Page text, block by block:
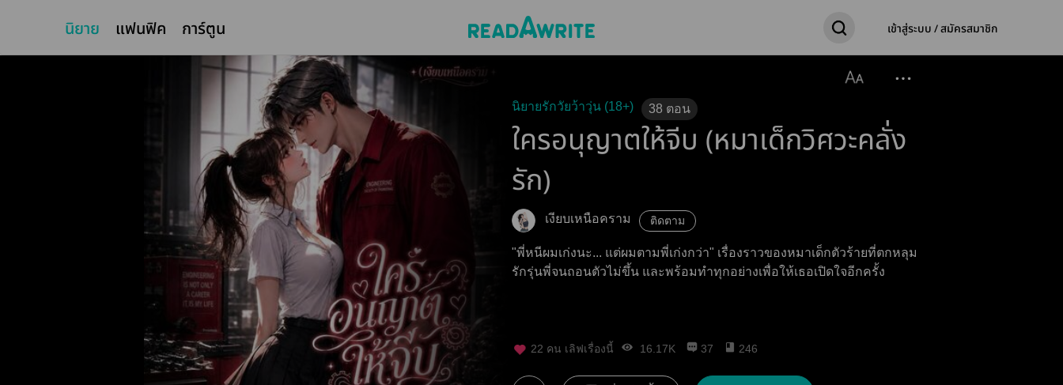
นิยาย แฟนฟิค การ์ตูน เข้าสู่ระบบ / สมัครสมาชิก
นิยายรักวัยว้าวุ่น (18+) 38 ตอน
ใครอนุญาตให้จีบ (หมาเด็กวิศวะคลั่ง
รัก)
เงียบเหนือคราม ติดตาม
"พี่หนีผมเก่งนะ... แต่ผมตามพี่เก่งกว่า" เรื่องราวของหมาเด็กตัวร้ายที่ตกหลุม
รักรุ่นพี่จนถอนตัวไม่ขึ้น และพร้อมทำทุกอย่างเพื่อให้เธอเปิดใจอีกครั้ง
22 คน เลิฟเรื่องนี้ 16.17K 37 246